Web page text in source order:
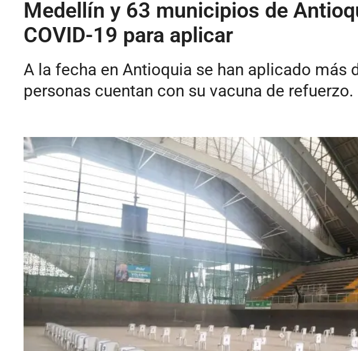
Medellín y 63 municipios de
COVID-19 para aplicar
A la fecha en Antioquia se han aplicado más
personas cuentan con su vacuna de refuerzo.